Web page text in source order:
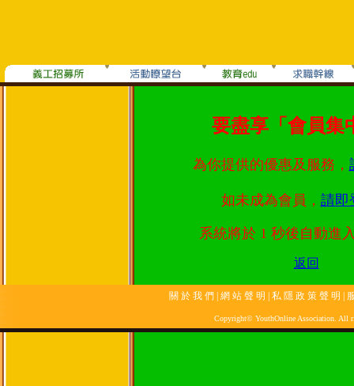
要盡享「會員集
為你提供的優惠及服務，
如未成為會員， 請即
系統將於 1 秒後自動進
返回
關 於 我 們 網 站 聲 明 私 隱 政 策 聲 明
Copyright© YouthOnline Association. All